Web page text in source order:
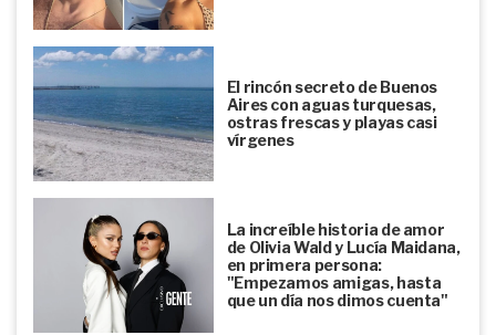
El rincón secreto de Buenos
Aires con aguas turquesas,
ostras frescas y playas casi
vírgenes
La increíble historia de amor
de Olivia Wald y Lucía Maidana,
en primera persona:
"Empezamos amigas, hasta
que un día nos dimos cuenta"